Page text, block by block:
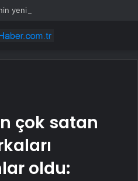
yeni turu Roma’da yapılacak
çok satan
oldu: